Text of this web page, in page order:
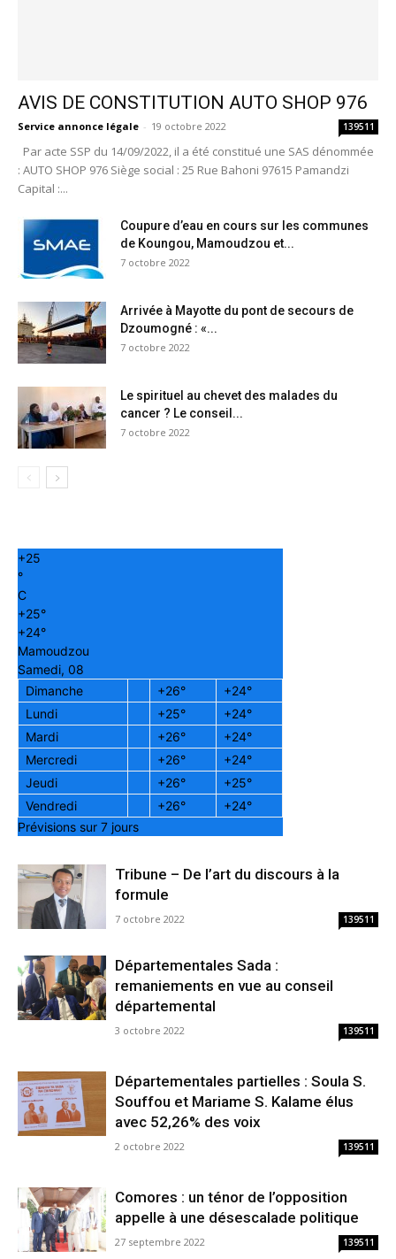
AVIS DE CONSTITUTION AUTO SHOP 976
Service annonce légale - 19 octobre 2022 139511
Par acte SSP du 14/09/2022, il a été constitué une SAS dénommée
: AUTO SHOP 976 Siège social : 25 Rue Bahoni 97615 Pamandzi
Capital :...
Coupure d’eau en cours sur les communes
de Koungou, Mamoudzou et...
7 octobre 2022
Arrivée à Mayotte du pont de secours de
Dzoumogné : «...
7 octobre 2022
Le spirituel au chevet des malades du
cancer ? Le conseil...
7 octobre 2022
+25
°
C
+25°
+24°
Mamoudzou
Samedi, 08
Dimanche
+26° +24°
Lundi
+25° +24°
Mardi
+26° +24°
Mercredi
+26° +24°
Jeudi
+26° +25°
Vendredi
+26° +24°
Prévisions sur 7 jours
Tribune – De l’art du discours à la
formule
7 octobre 2022 139511
Départementales Sada :
remaniements en vue au conseil
départemental
3 octobre 2022 139511
Départementales partielles : Soula S.
Souffou et Mariame S. Kalame élus
avec 52,26% des voix
2 octobre 2022 139511
Comores : un ténor de l’opposition
appelle à une désescalade politique
27 septembre 2022 139511